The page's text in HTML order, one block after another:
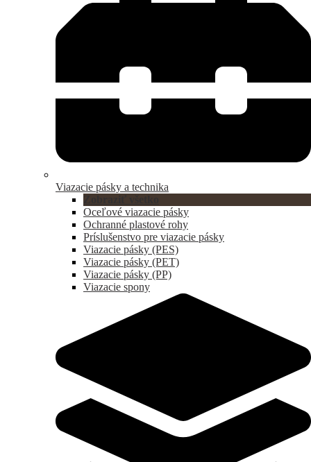
Viazacie pásky a technika
Oceľové viazacie pásky
Ochranné plastové rohy
Príslušenstvo pre viazacie pásky
Viazacie pásky (PES)
Viazacie pásky (PET)
Viazacie pásky (PP)
Viazacie spony